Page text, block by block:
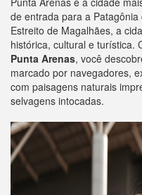
de entrada para a
Estreito de Magalhães, a
histórica, cultural e turística.
Punta Arenas, você
marcado por navegadores,
com paisagens naturais
selvagens intocadas.